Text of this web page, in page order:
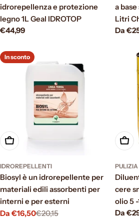
idrorepellenza e protezione
legno 1L Geal IDROTOP
Prezzo
€44,99
a
Litri
Da
In sconto
Scegli le opzioni
IDROREPELLENTI
Biosyl è un idrorepellente per
materiali edili assorbenti per
interni e per esterni
Prezzo
Da €16,50
Prezzo
€20,15
cere
olio 5 -
Da